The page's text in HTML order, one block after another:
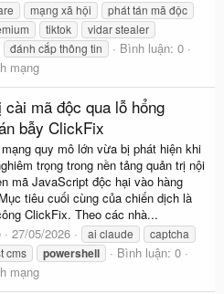
mạng xã hội phát tán mã độc
tiktok
vidar stealer
đánh cắp thông tin
Bình luận: 0
mạng
mã độc qua lỗ hổng
bẫy ClickFix
quy mô lớn vừa bị phát hiện khi
trọng trong nền tảng quản trị nội
mã JavaScript độc hại vào hàng
tiêu cuối cùng của chiến dịch là
ClickFix. Theo các nhà...
27/05/2026 ai claude
captcha
cms powershell
Bình luận: 0
mạng